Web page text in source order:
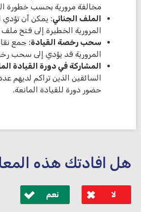
مخالفة مرورية بحسب خطورة
الملف الجنائي: يمكن أن تؤدي
المرورية الخطيرة إلى فتح
سحب رخصة القيادة: جمع
المرورية قد يؤدي إلى سحب
المشاركة في دورة القيادة
السائقين الذين تراكم لديهم
حضور دورة للقيادة المانعة.
هل افادتك هذه
لا نعم